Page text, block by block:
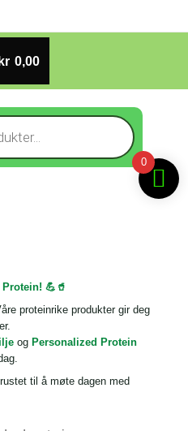
0,00
💪🥤
proteinrike produkter gir deg
ogPersonalized Protein
til å møte dagen med
0